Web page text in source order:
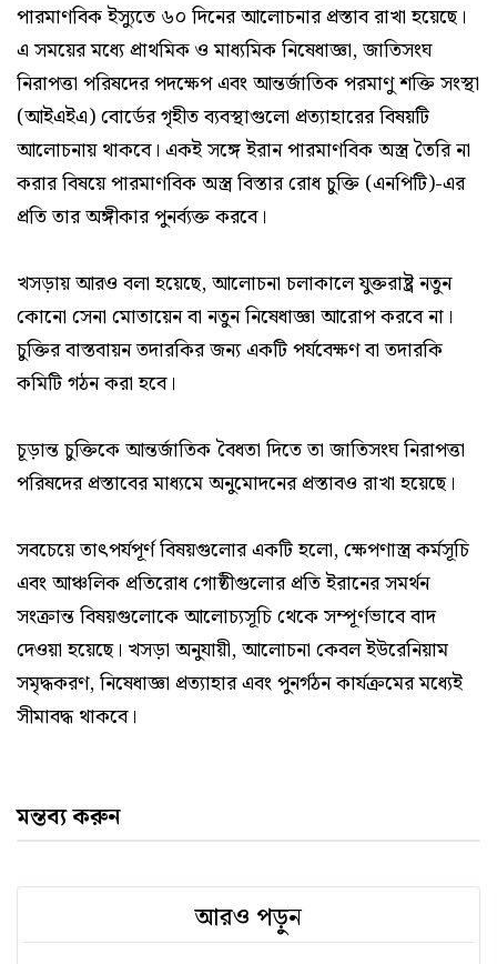
পারমাণবিক ইস্যুতে ৬০ দিনের আলোচনার প্রস্তাব রাখা হয়েছে।
এ সময়ের মধ্যে প্রাথমিক ও মাধ্যমিক নিষেধাজ্ঞা, জাতিসংঘ
নিরাপত্তা পরিষদের পদক্ষেপ এবং আন্তর্জাতিক পরমাণু শক্তি সংস্থা
(আইএইএ) বোর্ডের গৃহীত ব্যবস্থাগুলো প্রত্যাহারের বিষয়টি
আলোচনায় থাকবে। একই সঙ্গে ইরান পারমাণবিক অস্ত্র তৈরি না
করার বিষয়ে পারমাণবিক অস্ত্র বিস্তার রোধ চুক্তি (এনপিটি)-এর
প্রতি তার অঙ্গীকার পুনর্ব্যক্ত করবে।
খসড়ায় আরও বলা হয়েছে, আলোচনা চলাকালে যুক্তরাষ্ট্র নতুন
কোনো সেনা মোতায়েন বা নতুন নিষেধাজ্ঞা আরোপ করবে না।
চুক্তির বাস্তবায়ন তদারকির জন্য একটি পর্যবেক্ষণ বা তদারকি
কমিটি গঠন করা হবে।
চূড়ান্ত চুক্তিকে আন্তর্জাতিক বৈধতা দিতে তা জাতিসংঘ নিরাপত্তা
পরিষদের প্রস্তাবের মাধ্যমে অনুমোদনের প্রস্তাবও রাখা হয়েছে।
সবচেয়ে তাৎপর্যপূর্ণ বিষয়গুলোর একটি হলো, ক্ষেপণাস্ত্র কর্মসূচি
এবং আঞ্চলিক প্রতিরোধ গোষ্ঠীগুলোর প্রতি ইরানের সমর্থন
সংক্রান্ত বিষয়গুলোকে আলোচ্যসূচি থেকে সম্পূর্ণভাবে বাদ
দেওয়া হয়েছে। খসড়া অনুযায়ী, আলোচনা কেবল ইউরেনিয়াম
সমৃদ্ধকরণ, নিষেধাজ্ঞা প্রত্যাহার এবং পুনর্গঠন কার্যক্রমের মধ্যেই
সীমাবদ্ধ থাকবে।
মন্তব্য করুন
আরও পড়ুন